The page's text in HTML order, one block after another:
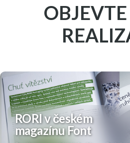
RORI v českém
magazínu Font